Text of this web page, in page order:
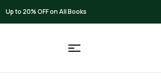
Up to 20% OFF on All Books